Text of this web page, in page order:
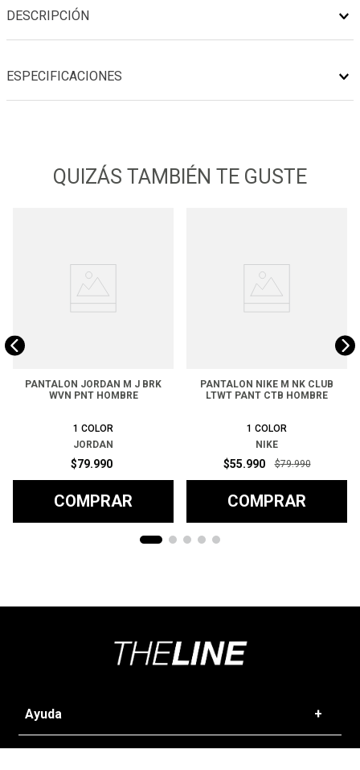
DESCRIPCIÓN
ESPECIFICACIONES
QUIZÁS TAMBIÉN TE GUSTE
PANTALON JORDAN M J BRK
WVN PNT HOMBRE
1 COLOR
JORDAN
$79.990
COMPRAR
PANTALON NIKE M NK CLUB
LTWT PANT CTB HOMBRE
1 COLOR
NIKE
$55.990 $79.990
COMPRAR
Ayuda +
Preguntas frecuentes